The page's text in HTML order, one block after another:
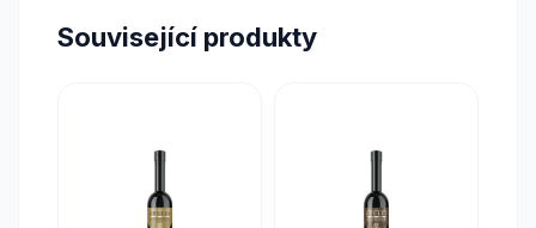
Související produkty